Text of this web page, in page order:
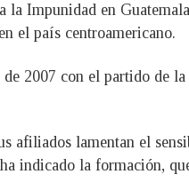
Impunidad en
el país centroamericano.
2007 con el partido de
afiliados lamentan el
indicado la formación,